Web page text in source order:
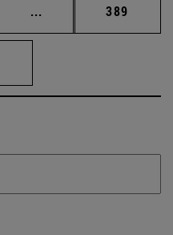
... Páginas intermedias
Página
389